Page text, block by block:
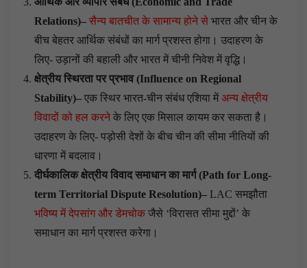
Relations)– सैन्य बातचीत के सामान्य होने से भारत और चीन के
बीच बेहतर आर्थिक संबंधों का मार्ग प्रशस्त होगा। उदाहरण के
लिए- उड़ानों की बहाली और भारत में चीनी निवेश में वृद्धि।
क्षेत्रीय स्थिरता पर प्रभाव(Influence on Regional
Stability)– एक स्थिर भारत-चीन संबंध एशिया मेंअन्य क्षेत्रीय
विवादों को हल करने के लिए एक मिसाल कायम कर सकता है।
उदाहरण के लिए- पड़ोसी देशों के बीच चीन की सीमा नीतियों की
धारणा में बदलाव।
दीर्घकालिक क्षेत्रीय विवाद समाधान का मार्ग(Path for Long-
term Territorial Dispute Resolution)– LAC समझौता
भविष्य में देपसांग और डेमचोक जैसे ‘विरासत सीमा मुद्दों’ के
समाधान का मार्ग प्रशस्त करेगा।